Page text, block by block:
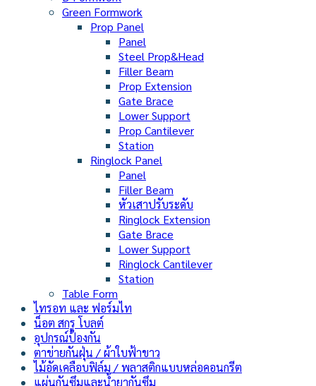
Green Formwork
Prop Panel
Panel
Steel Prop&Head
Filler Beam
Prop Extension
Gate Brace
Lower Support
Prop Cantilever
Station
Ringlock Panel
Panel
Filler Beam
หัวเสาปรับระดับ
Ringlock Extension
Gate Brace
Lower Support
Ringlock Cantilever
Station
Table Form
ไทรอท และ ฟอร์มไท
น็อต สกรู โบลต์
อุปกรณ์ป้องกัน
ตาข่ายกันฝุ่น / ผ้าใบฟ้าขาว
ไม้อัดเคลือบฟิล์ม / พลาสติกแบบหล่อคอนกรีต
แผ่นกันซึมและน้ำยากันซึม